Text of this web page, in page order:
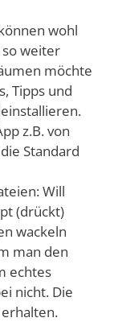
wohl
weiter
möchte
Tipps und
z.B. von
Standard
Will
(drückt)
wackeln
man den
echtes
nicht. Die